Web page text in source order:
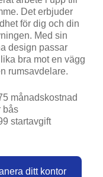
Det erbjuder
för dig och din
Med sin
design passar
bra mot en vägg
rumsavdelare.
månadskostnad
bås
startavgift
Planera ditt
ditt kontor